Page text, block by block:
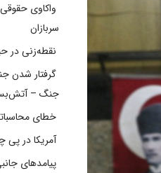
واکاوی
سربازان
نقطه‌زنی در
گرفتار شدن
جنگ –
خطای
آمریکا در
پیامدهای